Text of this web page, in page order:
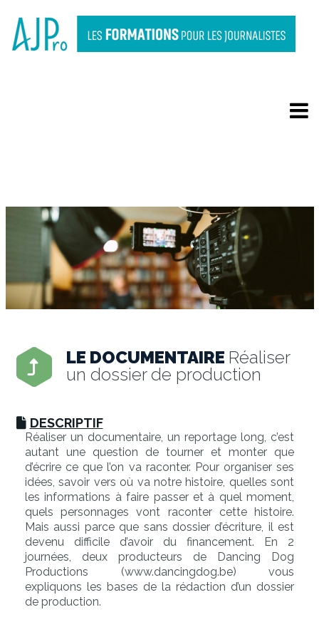
LE DOCUMENTAIRE Réaliser
un dossier de production
DESCRIPTIF
Réaliser un documentaire, un reportage long, c’est
autant une question de tourner et monter que
d’écrire ce que l’on va raconter. Pour organiser ses
idées, savoir vers où va notre histoire, quelles sont
les informations à faire passer et à quel moment,
quels personnages vont raconter cette histoire.
Mais aussi parce que sans dossier d’écriture, il est
devenu difficile d’avoir du financement. En 2
journées, deux producteurs de Dancing Dog
Productions (www.dancingdog.be) vous
expliquons les bases de la rédaction d’un dossier
de production.